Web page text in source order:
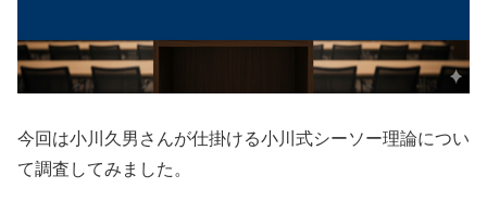
今回は小川久男 さんが仕掛ける小川式シーソー理論につい
て調査してみました。